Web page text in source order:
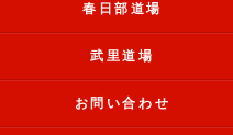
春日部道場
武里道場
お問い合わせ